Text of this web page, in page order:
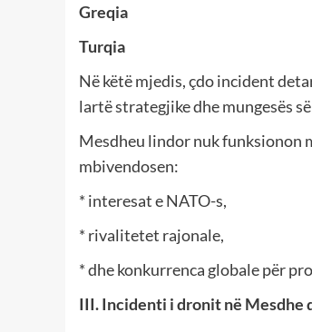
Greqia
Turqia
Në këtë mjedis, çdo incident
lartë strategjike dhe mungesës
Mesdheu lindor nuk funksionon
mbivendosen:
* interesat e NATO-s,
* rivalitetet rajonale,
* dhe konkurrenca globale për
III. Incidenti i dronit në